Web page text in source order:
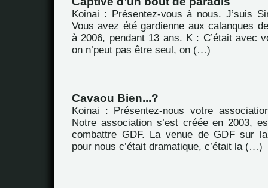
Koinai : Présentez-vous à nous. J’suis
Vous avez été gardienne aux calanques
à 2006, pendant 13 ans. K : C’était avec
on n’peut pas être seul, on (…)
Cavaou Bien...?
Koinai : Présentez-nous votre
Notre association s’est créée en 2003,
combattre GDF. La venue de GDF sur
pour nous c’était dramatique, c’était la (…)